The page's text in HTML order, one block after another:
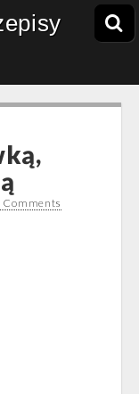
Comments